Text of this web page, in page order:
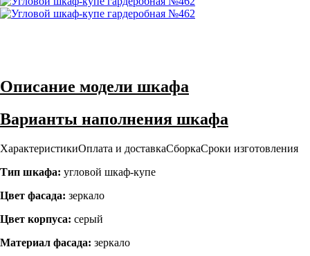
Описание модели шкафа
Варианты наполнения шкафа
ХарактеристикиОплата и доставкаСборкаСроки изготовления
Тип шкафа: угловой шкаф-купе
Цвет фасада: зеркало
Цвет корпуса: серый
Материал фасада: зеркало